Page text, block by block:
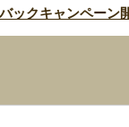
ンペーン開催中！